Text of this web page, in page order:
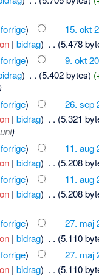
forrige)
15. okt
| bidrag) . . (5.478
forrige) 9. okt
) . . (5.402 bytes)
forrige)
26. sep
| bidrag) . . (5.321
)
forrige)
11. aug
| bidrag) . . (5.208
forrige)
11. aug
| bidrag) . . (5.208
forrige)
27. maj
| bidrag) . . (5.110
forrige)
27. maj
| bidrag) . . (5.110